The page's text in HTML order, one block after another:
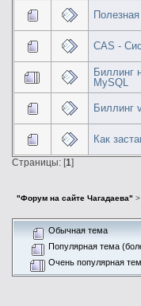
CAS -
Биллинг
MySQL
Биллинг
Как
Страницы: [1]
"Форум на сайте Чагадаева" >
Обычная тема
Популярная тема
Очень популярная